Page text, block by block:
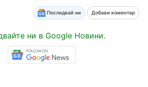
Последвай ни Добави коментар
ни в Google Новини.